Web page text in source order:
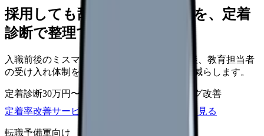
採用しても辞めてしまう原因を、定着
診断で整理できます
入職前後のミスマッチ、初月面談、3ヶ月面談、教育担当者
の受け入れ体制を見直し、早期離職の再発を減らします。
定着診断30万円〜
オンボーディング改善
定着率改善サービスを相談
サービス詳細を見る
転職予備軍向け